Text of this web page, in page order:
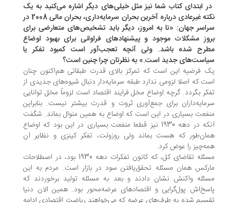
ابتدای کتاب شما نیز مثل خیلی‌های دیگر اشاره می‌کنید به یک
نکته غیرعادی درباره آخرین بحران سرمایه‌داری، بحران مالی 2008 در
جهان: «تا به امروز، دیگر باید تشخیص‌های متعارضی برای
مشکلات موجود و پیشنهادهای فراوانی برای بهبود اوضاع
شده باشد. ولی آنچه تعجب‌آور است کمبود تفکر یا
جدید است.» به نظرتان چرا چنین است؟
فرضیه این است که تمرکز بالای قدرت طبقاتی هم‌اکنون چنان
که اصلا لزومی ندارد طبقه سرمایه‌دار دنبال شیوه‌های جدیدی از
بگردد. گرچه اوضاع مخل فرایند اقتصاد است لزوماً مخل توانایی
برای جمع‌آوری ثروت و قدرت بیشتر نیست. بنابراین
بسیاری در این است که اوضاع به همین منوال بماند. شگفت
آنکه در دهه 1930 نیز قطعا منفعت بسیاری در این بود که اوضاع
که هست بماند ولی روزولت، تفکر کینزی و نظایر آن
را عوض کرد.
مسئله تقاضای کل، که کانون تفکرات دهه 1930 بود، در اصطلاحات
همان مسئله تحقق‌یافتن سود در بازار است. مردم به این
واکنش نشان دادند و بعد به مسئله تولید برخوردند که
پول‌گرایی و اقتصادهای عرضه‌محور بود. همین الان دنیا
شده به طرف‌های عرضه که می‌خواهند ریاضت اقتصادی ادامه